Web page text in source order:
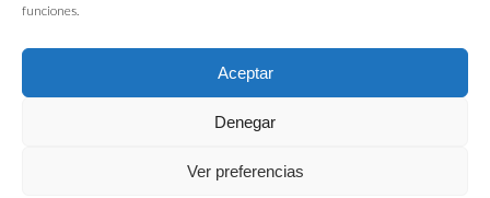
funciones.
Aceptar
Denegar
Ver preferencias
FIAB Federación Española de Industrias de la Alimentación y Bebidas